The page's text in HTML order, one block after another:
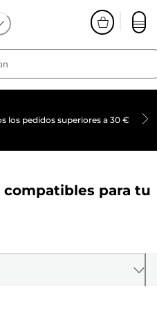
los pedidos superiores a 30 €
para tu